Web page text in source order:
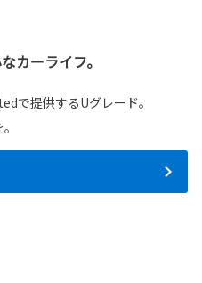
カーライフ。
で提供するUグレード。